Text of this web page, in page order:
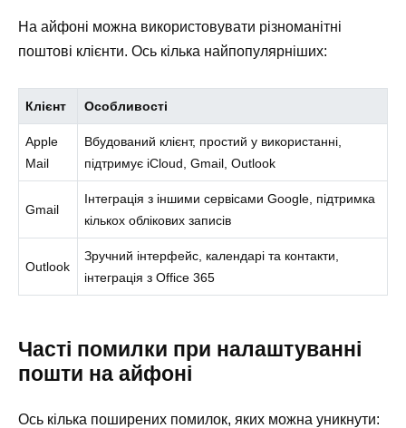
На айфоні можна використовувати різноманітні
поштові клієнти. Ось кілька найпопулярніших:
Клієнт Особливості
Apple
Mail
Вбудований клієнт, простий у використанні,
підтримує iCloud, Gmail, Outlook
Gmail
Інтеграція з іншими сервісами Google, підтримка
кількох облікових записів
Outlook
Зручний інтерфейс, календарі та контакти,
інтеграція з Office 365
Часті помилки при налаштуванні
пошти на айфоні
Ось кілька поширених помилок, яких можна уникнути: